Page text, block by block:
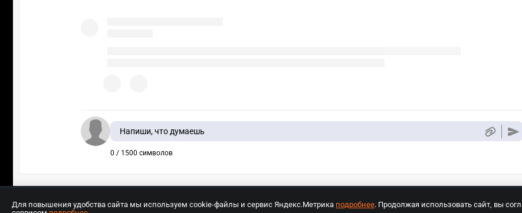
Напиши, что думаешь
0 / 1500 символов
Для повышения удобства сайта мы используем cookie-файлы и сервис Яндекс.Метрика подробнее. Продолжая использовать сайт, вы